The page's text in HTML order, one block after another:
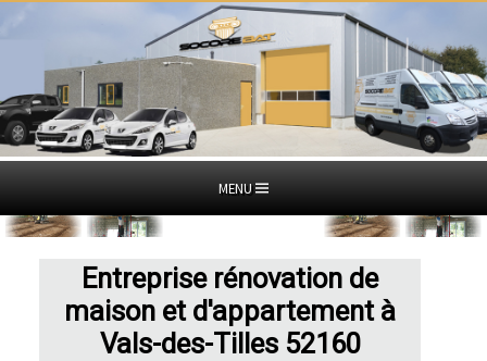
MENU
Entreprise rénovation de
maison et d'appartement à
Vals-des-Tilles 52160